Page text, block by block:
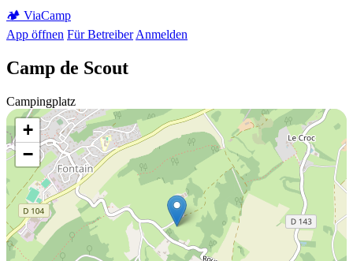
🏕️ ViaCamp
App öffnen Für Betreiber Anmelden
Camp de Scout
Campingplatz
+
−